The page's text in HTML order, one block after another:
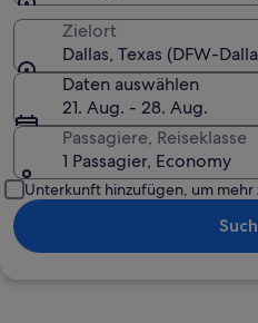
Zielort
Dallas, Texas (DFW-
Daten auswählen
21. Aug. - 28. Aug.
Passagiere, Reiseklasse
1 Passagier, Economy
Unterkunft hinzufügen, um mehr